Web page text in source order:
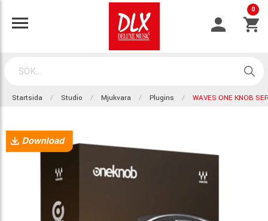
0
Startsida Studio Mjukvara Plugins WAVES ONE KNOB